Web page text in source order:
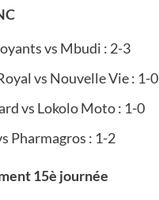
vs Mbudi : 2-3
vs Nouvelle Vie : 1-0
vs Lokolo Moto : 1-0
Pharmagros : 1-2
15è journée